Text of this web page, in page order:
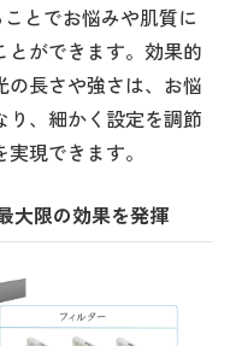
とでお悩みや肌質に
ができます。効果的
の長さや強さは、お悩
り、細かく設定を調節
現できます。
大限の効果を発揮